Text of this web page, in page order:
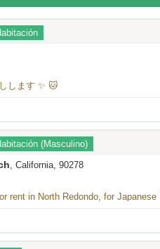
します ✨ 🐱
(Masculino)
, California, 90278
rent in North Redondo, for Japanese